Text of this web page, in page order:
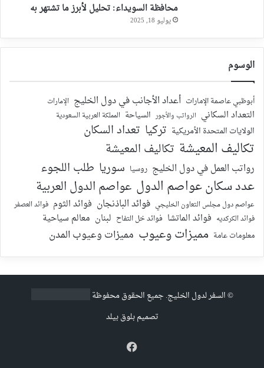
محافظة السويداء: تحليل لأبرز ما تشتهر به
يوليو 18, 2025
الوسوم
أبوظبي عاصمة الإمارات أعداد الأجانب في دول الخليج الإمارات
التعداد السكاني الرواتب والأجور السياحة المملكة العربية السعودية
الولايات المتحدة الأمريكية تركيا تعداد السكان
تكاليف المعيشة تكاليف المعيشة
رواتب العمل في دول الخليج روسيا سوريا طلب اللجوء
عدد سكان عواصم الدول عواصم الدول العربية
عواصم دول مجلس التعاون الخليجي فوائد الباذنجان فوائد الثوم فوائد العصفر
فوائد الكركديه فوائد الماتشا فوائد خل التفاح لبنان معالم سياحية
معلومات عامة مميزات وعيوب مميزات وعيوب المدن
©السفر لدول الخليج. جميع الحقوق محفوظة
تصميمبلوق بيلد
فيسبوك